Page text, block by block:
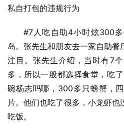
私自打包的违规行为
#7人吃自助4小时炫300
岛。张先生和朋友去一家自助餐
注目。张先生介绍，当时有7
多，所以一般都选择食堂，吃
碗杨志吗哪，300多只螃蟹，
片。他们也吃了很多，小龙虾
吃饭。